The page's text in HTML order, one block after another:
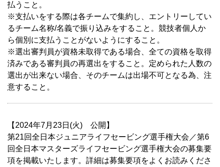
払うこと。
※支払いをする際は各チームで集約し、エントリーしてい
るチーム名称/名義で振り込みをすること。競技者個人か
ら個別に支払うことがないようにすること。
※選出審判員が資格未取得である場合、全ての資格を取得
済みである審判員の再選出をすること。定められた人数の
選出が出来ない場合、そのチームは出場不可となる為、注
意すること。
【2024年7月23日(火) 公開】
第21回全日本ジュニアライフセービング選手権大会／第6
回全日本マスターズライフセービング選手権大会の募集要
項を掲載いたします。詳細は募集要項をよくお読みくださ